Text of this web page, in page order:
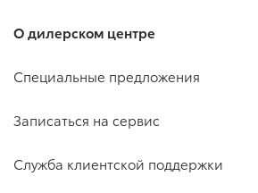
О дилерском центре
Специальные предложения
Записаться на сервис
Служба клиентской поддержки